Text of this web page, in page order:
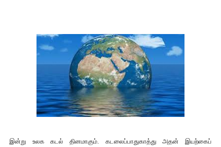
இன்று உலக கடல் தினமாகும். கடலைப்பாதுகாத்து அதன் இயற்கைப்